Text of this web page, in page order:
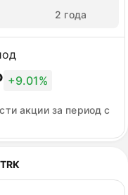
2 года
+9.01%
акции за период с